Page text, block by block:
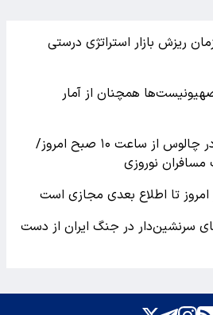
ریزش بازار استراتژی درستی
همچنان از آمار
اعمال محدودیت تردد در چالوس از ساعت ۱۰ صبح امروز/
مسافران نوروزی
تا اطلاع بعدی مجازی است
7 هواپیمای سرنشین‌دار در جنگ ایران از دست